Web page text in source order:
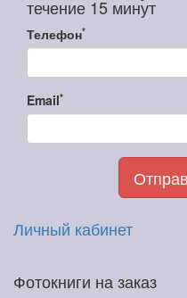
течение 15 минут
Телефон*
Email*
Личный кабинет
Фотокниги на заказ